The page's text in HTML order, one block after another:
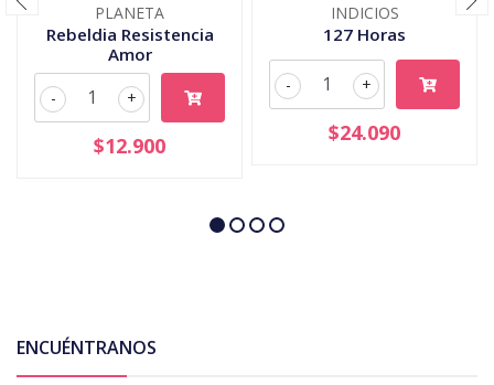
PLANETA
Rebeldia Resistencia
Amor
+
-
$12.900
INDICIOS
127 Horas
+
-
$24.090
ENCUÉNTRANOS